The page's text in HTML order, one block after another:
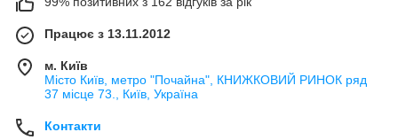
Працює з 13.11.2012
м. Київ
Місто Київ, метро "Почайна", КНИЖКОВИЙ РИНОК ряд
37 місце 73., Київ, Україна
Контакти